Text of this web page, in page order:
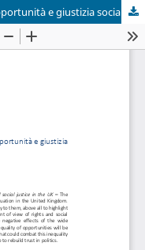
Divari territoriali, disuguaglianza di opportunità e giustizia sociale nel Regno Unito